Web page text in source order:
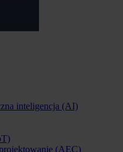
inteligencja (AI)
(AEC)